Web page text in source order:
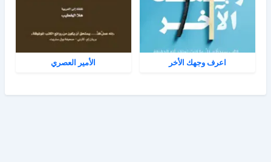
اعرف وجهك الأخر الأمير العصري